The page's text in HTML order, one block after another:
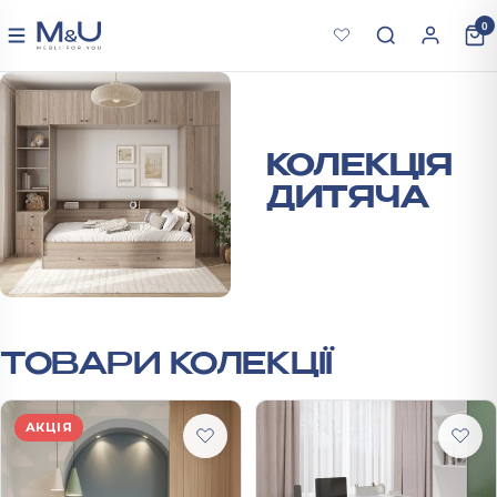
Меню 0
СТАНДАРТ
КОЛЕКЦІЯ
ДИТЯЧА
ТОВАРИ КОЛЕКЦІЇ
АКЦІЯ